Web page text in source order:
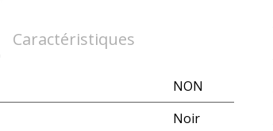
Caractéristiques
NON
Noir